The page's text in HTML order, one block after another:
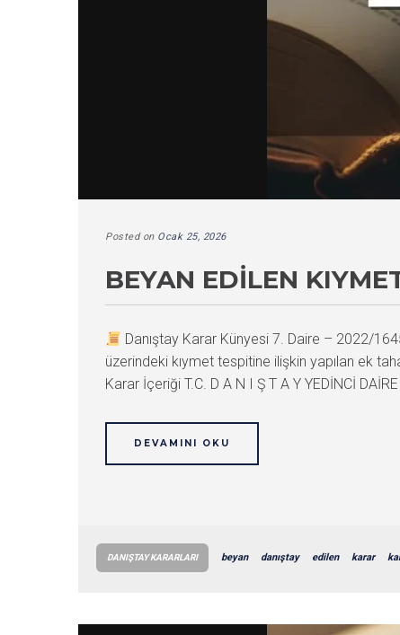
Posted on Ocak 25, 2026
BEYAN EDILEN
Danıştay Karar Künyesi 7. Daire – 2022/
üzerindeki kıymet tespitine ilişkin yapılan ek
Karar İçeriği T.C. D A N I Ş T A Y YEDİNCİ
DEVAMINI OKU
DANIŞTAY KARARLARI beyan danıştay edilen karar